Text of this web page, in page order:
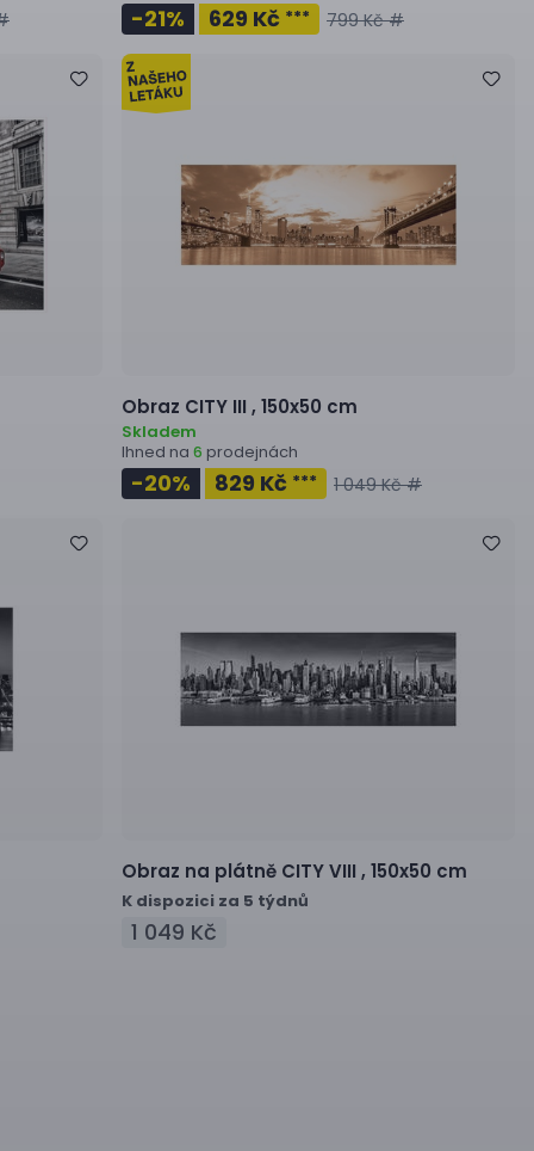
-21% 629 Kč *** 799 Kč #
Obraz CITY III , 150x50 cm
Skladem
Ihned na 6 prodejnách
-20% 829 Kč *** 1 049 Kč #
Obraz na plátně CITY VIII , 150x50 cm
K dispozici za 5 týdnů
1 049 Kč